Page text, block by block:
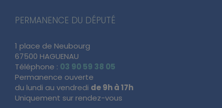
PERMANENCE DU DÉPUTÉ
1 place de Neubourg
67500 HAGUENAU
Téléphone : 03 90 59 38 05
Permanence ouverte
du lundi au vendredi de 9h à 17h
Uniquement sur rendez-vous